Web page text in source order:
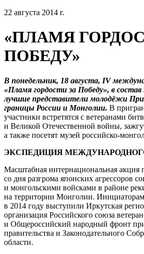
22 августа 2014 г.
«ПЛАМЯ
ПОБЕДУ»
В понедельник, 18 августа, IV
«Пламя гордости за Победу», в
лучшие представители молодёжи
границы России и Монголии. В
участники встретятся с ветеранами
и Великой Отечественной войны,
а также посетят музей российско-
ЭКСПЕДИЦИЯ
Масштабная интернациональная акция
со дня разгрома японских агрессоров
и монгольскими войсками в районе
на территории Монголии.
в 2014 году выступили Иркутская
организация Российского союза
и Общероссийский народный фронт
правительства и Законодательного
области.